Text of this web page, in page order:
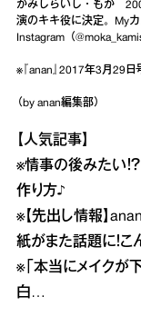
かみしらいし・もか
演のキキ役に決定。My
Instagram（
※『anan』2017年3月29日
（by anan編集部）
【人気記事】
※情事の後みたい！
作り方♪
※【先出し情報】
紙がまた話題に！こ
※「本当にメイクが
白…